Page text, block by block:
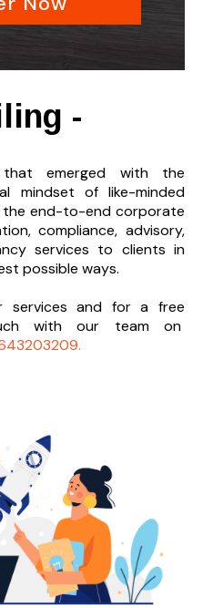
-
emerged with the
mindset of like-minded
the end-to-end corporate
compliance, advisory,
services to clients in
possible ways.
services and for a free
with our team on